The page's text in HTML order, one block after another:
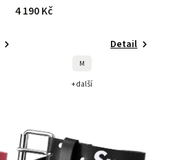
4 190 Kč
Detail
M
+ další